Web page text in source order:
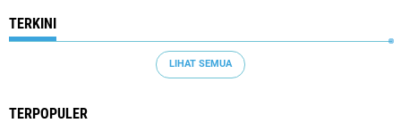
TERKINI
LIHAT SEMUA
TERPOPULER